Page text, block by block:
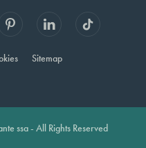
Sitemap
ssa - All Rights Reserved